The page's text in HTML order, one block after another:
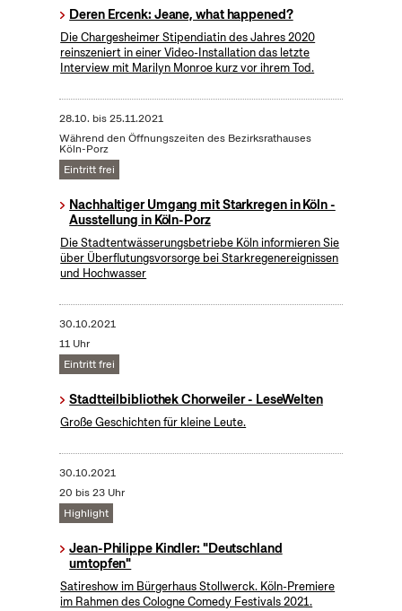
Deren Ercenk: Jeane, what happened?
Die Chargesheimer Stipendiatin des Jahres 2020
reinszeniert in einer Video-Installation das letzte
Interview mit Marilyn Monroe kurz vor ihrem Tod.
28.10. bis25.11.2021
Während den Öffnungszeiten des Bezirksrathauses
Köln-Porz
Eintritt frei
Nachhaltiger Umgang mit Starkregen in Köln -
Ausstellung in Köln-Porz
Die Stadtentwässerungsbetriebe Köln informieren Sie
über Überflutungsvorsorge bei Starkregenereignissen
und Hochwasser
30.10.2021
11 Uhr
Eintritt frei
Stadtteilbibliothek Chorweiler - LeseWelten
Große Geschichten für kleine Leute.
30.10.2021
20 bis 23 Uhr
Highlight
Jean-Philippe Kindler: "Deutschland
umtopfen"
Satireshow im Bürgerhaus Stollwerck. Köln-Premiere
im Rahmen des Cologne Comedy Festivals 2021.